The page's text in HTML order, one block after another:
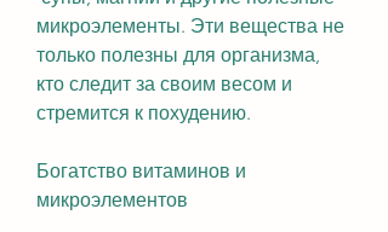
микроэлементы. Эти вещества не
только полезны для организма,
кто следит за своим весом и
стремится к похудению.
Богатство витаминов и
микроэлементов